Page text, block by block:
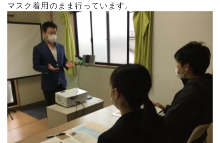
マスク着用のまま行っています。